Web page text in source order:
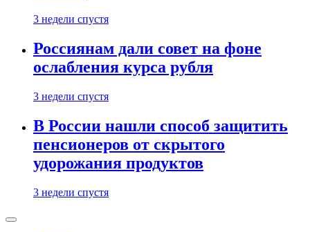
3 недели спустя
Россиянам дали совет на фоне
ослабления курса рубля
3 недели спустя
В России нашли способ защитить
пенсионеров от скрытого
удорожания продуктов
3 недели спустя